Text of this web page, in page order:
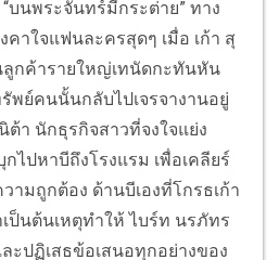
บนพระจันทร์มีกระต่าย” ทาง
าใจแฟนละครสุดๆ เมื่อ เก้า สุ
กค้ารายใหญ่เทนัดกะทันหัน
พย์คนนั้นกลับไปเจรจางานอยู่
า นักธุรกิจสาวที่จงใจแย่ง
กไปหาบีถึงโรงแรม เพื่อเคลียร์
มถูกต้อง ด้านบีเองที่โกรธเก้า
เป็นต้นเหตุทำให้ ไบร์ท นรภัทร
ะปฏิเสธข้อเสนอทุกอย่างของ